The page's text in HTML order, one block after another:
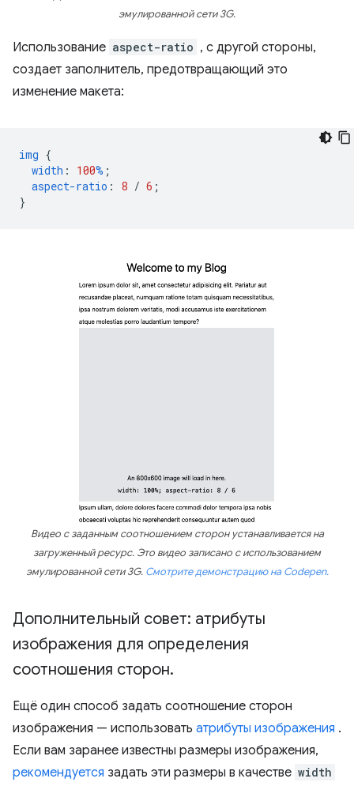
эмулированной сети 3G.
Использование aspect-ratio , с другой стороны,
создает заполнитель, предотвращающий это
изменение макета:
img {
width : 100% ;
aspect-ratio : 8 / 6 ;
}
Видео с заданным соотношением сторон устанавливается на
загруженный ресурс. Это видео записано с использованием
эмулированной сети 3G. Смотрите демонстрацию на Codepen.
Дополнительный совет: атрибуты
изображения для определения
соотношения сторон.
Ещё один способ задать соотношение сторон
изображения — использовать атрибуты изображения .
Если вам заранее известны размеры изображения,
рекомендуется задать эти размеры в качестве width